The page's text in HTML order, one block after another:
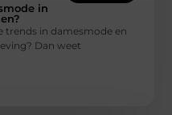
in
trends in damesmode en
Dan weet